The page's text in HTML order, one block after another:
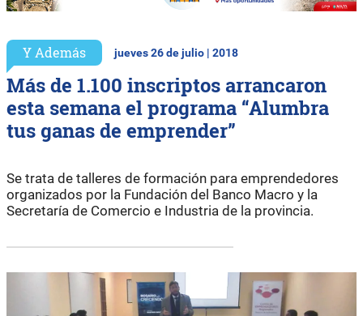
Y Además jueves 26 de julio | 2018
Más de 1.100 inscriptos arrancaron
esta semana el programa “Alumbra
tus ganas de emprender”
Se trata de talleres de formación para emprendedores
organizados por la Fundación del Banco Macro y la
Secretaría de Comercio e Industria de la provincia.